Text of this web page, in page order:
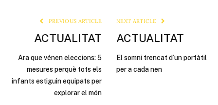
PREVIOUS ARTICLE
ACTUALITAT
Ara que vénen eleccions: 5
mesures perquè tots els
infants estiguin equipats per
explorar el món
NEXT ARTICLE
ACTUALITAT
El somni trencat d’un portàtil
per a cada nen